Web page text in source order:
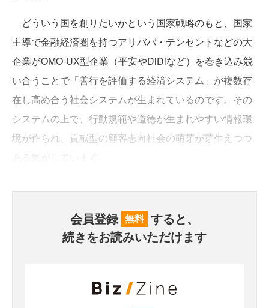
どういう国を創りたいかという国家戦略のもと、国家
主導で金融経済圏を持つアリババ・テンセントなどの大
企業がOMO-UX型企業（平安やDiDiなど）を巻き込み競
い合うことで「善行を評価する経済システム」が複数存
在し高め合う社会システムが生まれているのです。その
システムの上で、行動規範や道徳が生まれやすい情報環
境が作られ、貢献型の顧客志向社会の萌芽が芽生えつつ
会員登録 無料 すると、
続きをお読みいただけます